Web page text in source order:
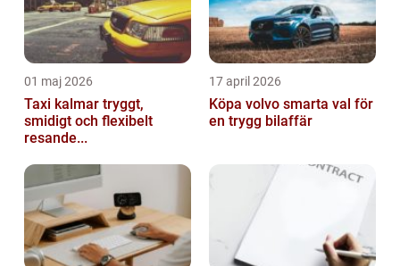
01 maj 2026
Taxi kalmar tryggt,
smidigt och flexibelt
resande...
17 april 2026
Köpa volvo smarta val för
en trygg bilaffär